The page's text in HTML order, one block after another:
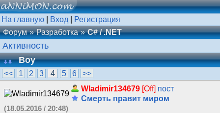
На главную Вход
Регистрация
Форум
Разработка C# / .NET
Активность
Boy
<< 1 2 3 4 5 6
>>
Wladimir134679 [Off] пост
Смерть правит миром
(18.05.2016 / 20:48)